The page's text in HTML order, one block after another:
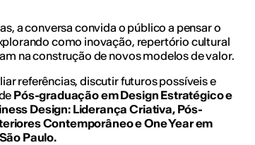
a conversa convida o público a pensar o
como inovação, repertório cultural
na construção de novos modelos de valor.
referências, discutir futuros possíveis e
Pós-graduação em Design Estratégico e
Design: Liderança Criativa, Pós-
Contemporâneo e One Year em
Paulo.